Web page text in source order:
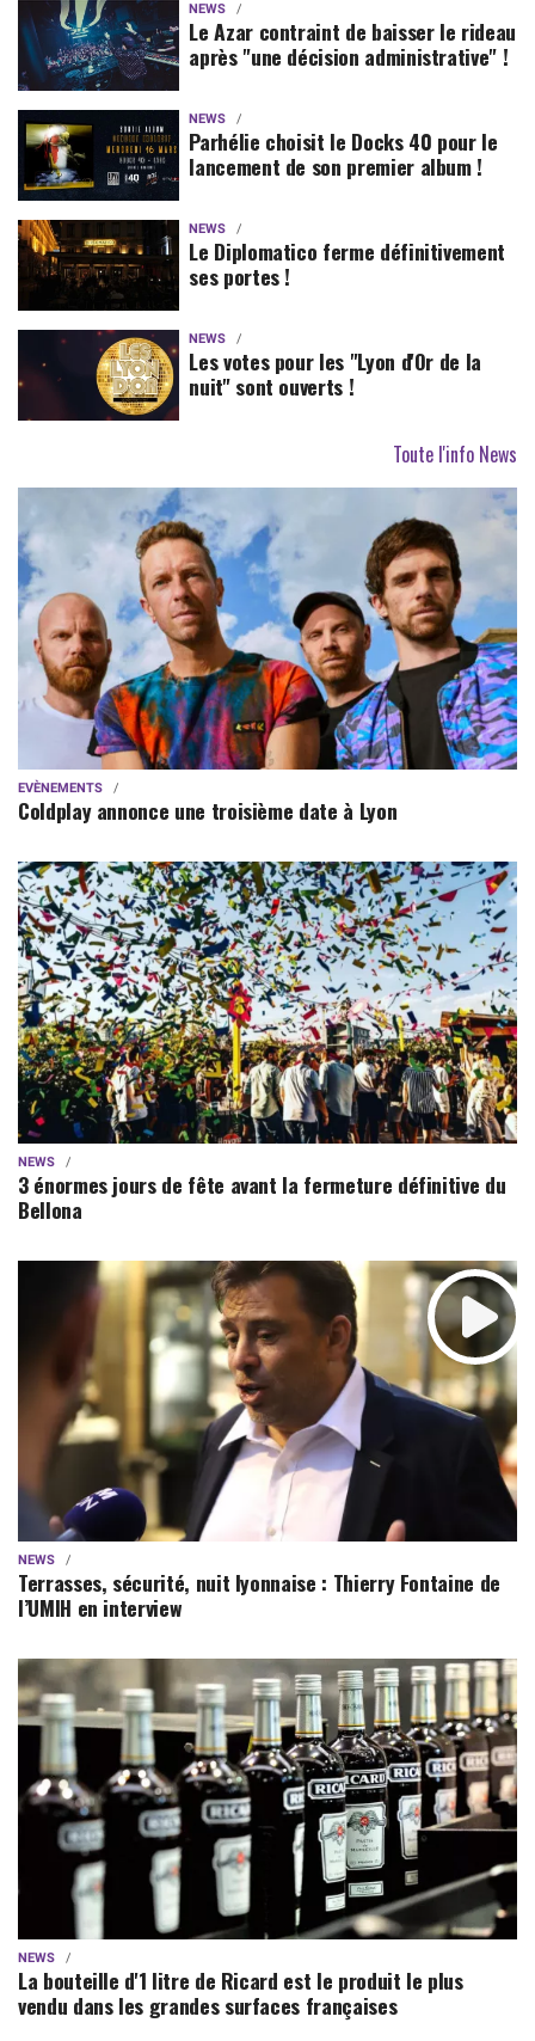
NEWS
Le Azar contraint de baisser le rideau
après "une décision administrative" !
NEWS
Parhélie choisit le Docks 40 pour le
lancement de son premier album !
NEWS
Le Diplomatico ferme définitivement
ses portes !
NEWS
Les votes pour les "Lyon d'Or de la
nuit" sont ouverts !
Toute l'info News
EVÈNEMENTS
Coldplay annonce une troisième date à Lyon
NEWS
3 énormes jours de fête avant la fermeture définitive du
Bellona
NEWS
Terrasses, sécurité, nuit lyonnaise : Thierry Fontaine de
l’UMIH en interview
NEWS
La bouteille d'1 litre de Ricard est le produit le plus
vendu dans les grandes surfaces françaises